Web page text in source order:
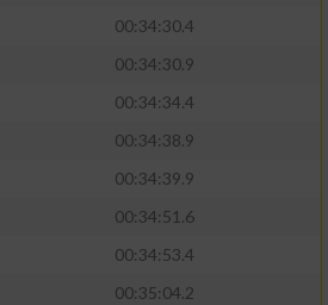
00:34:30.4
00:34:30.9
00:34:34.4
00:34:38.9
00:34:39.9
00:34:51.6
00:34:53.4
00:35:04.2